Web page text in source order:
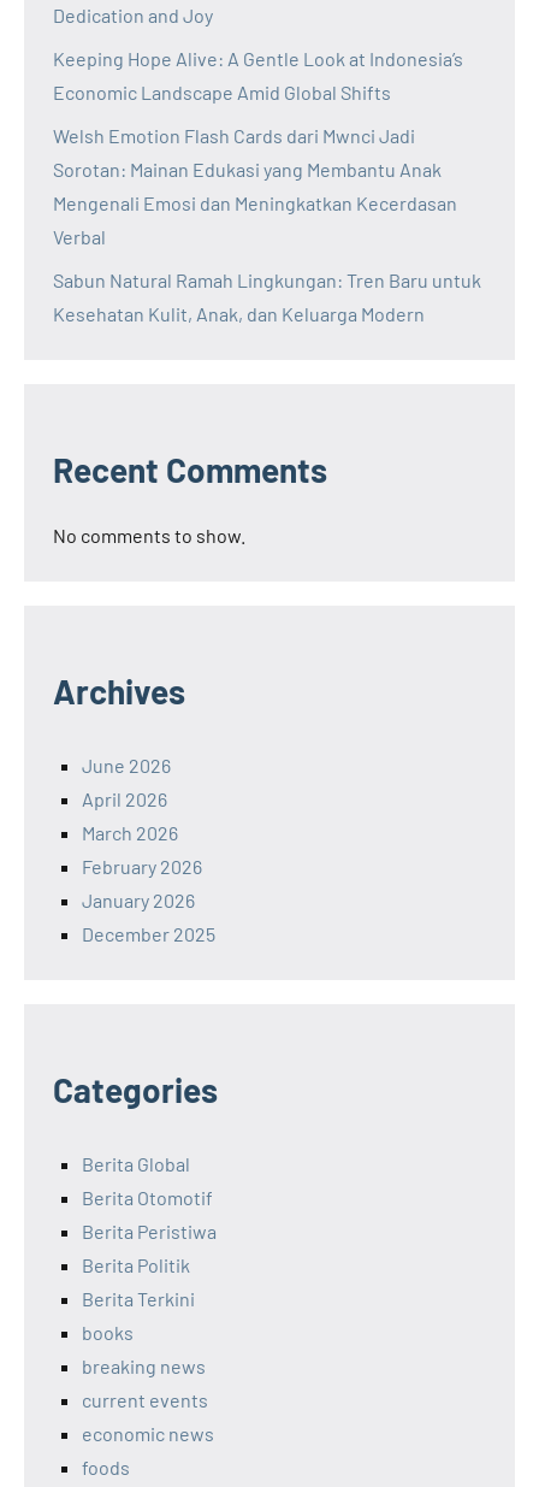
Dedication and Joy
Keeping Hope Alive: A Gentle Look at Indonesia’s
Economic Landscape Amid Global Shifts
Welsh Emotion Flash Cards dari Mwnci Jadi
Sorotan: Mainan Edukasi yang Membantu Anak
Mengenali Emosi dan Meningkatkan Kecerdasan
Verbal
Sabun Natural Ramah Lingkungan: Tren Baru untuk
Kesehatan Kulit, Anak, dan Keluarga Modern
Recent Comments
No comments to show.
Archives
June 2026
April 2026
March 2026
February 2026
January 2026
December 2025
Categories
Berita Global
Berita Otomotif
Berita Peristiwa
Berita Politik
Berita Terkini
books
breaking news
current events
economic news
foods